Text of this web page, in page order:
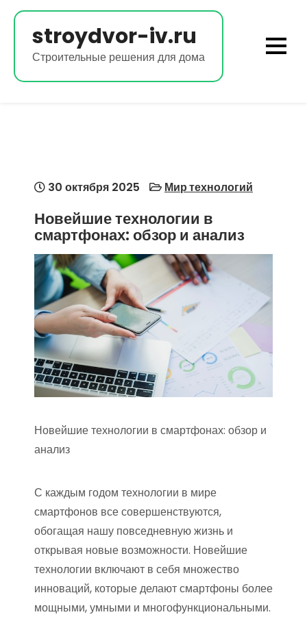
Перейти
содержимому
stroydvor-iv.ru
Строительные решения для дома
30 октября 2025 Мир технологий
Новейшие технологии в
смартфонах: обзор и анализ
Новейшие технологии в смартфонах: обзор и
анализ
С каждым годом технологии в мире
смартфонов все совершенствуются,
обогащая нашу повседневную жизнь и
открывая новые возможности. Новейшие
технологии включают в себя множество
инноваций, которые делают смартфоны более
мощными, умными и многофункциональными.